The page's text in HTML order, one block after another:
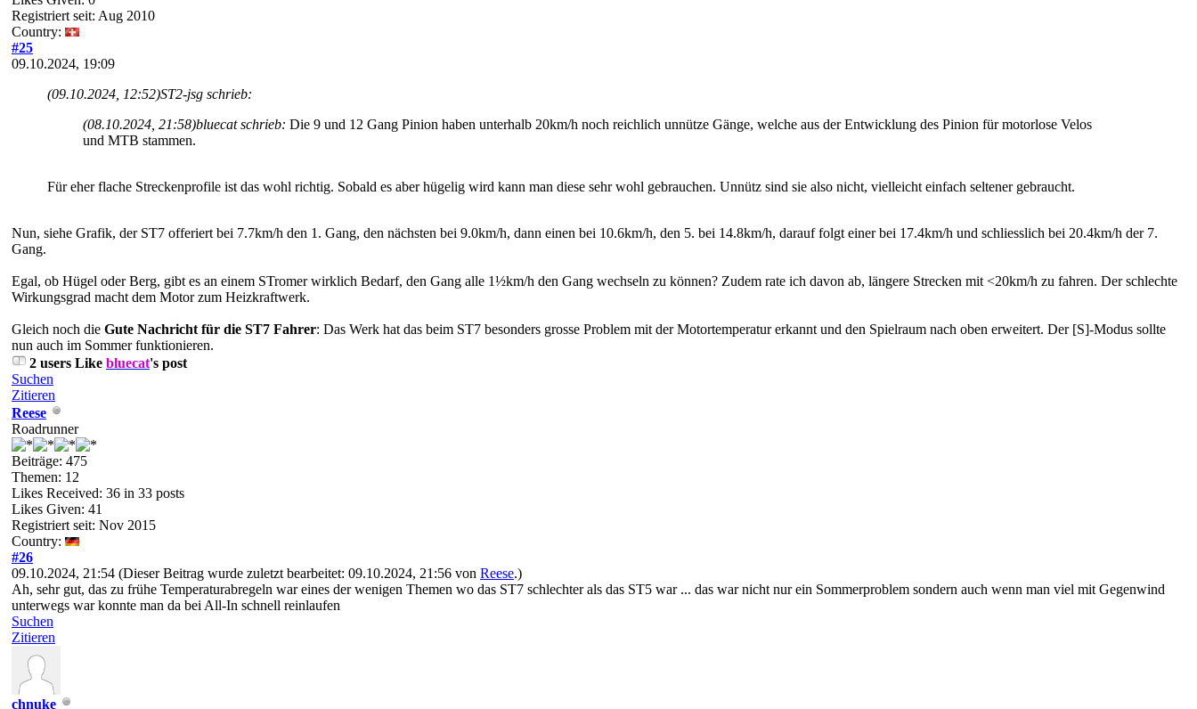
Registriert seit: Aug 2010
Country:
#25
09.10.2024, 19:09
(09.10.2024, 12:52)ST2-jsg schrieb:
(08.10.2024, 21:58)bluecat schrieb: Die 9 und 12 Gang Pinion haben unterhalb 20km/h noch reichlich unnütze Gänge, welche aus der Entwicklung des Pinion für motorlose Velos
und MTB stammen.
Für eher flache Streckenprofile ist das wohl richtig. Sobald es aber hügelig wird kann man diese sehr wohl gebrauchen. Unnütz sind sie also nicht, vielleicht einfach seltener gebraucht.
Nun, siehe Grafik, der ST7 offeriert bei 7.7km/h den 1. Gang, den nächsten bei 9.0km/h, dann einen bei 10.6km/h, den 5. bei 14.8km/h, darauf folgt einer bei 17.4km/h und schliesslich bei 20.4km/h der 7.
Gang.
Egal, ob Hügel oder Berg, gibt es an einem STromer wirklich Bedarf, den Gang alle 1½km/h den Gang wechseln zu können? Zudem rate ich davon ab, längere Strecken mit <20km/h zu fahren. Der schlechte
Wirkungsgrad macht dem Motor zum Heizkraftwerk.
Gleich noch die Gute Nachricht für die ST7 Fahrer: Das Werk hat das beim ST7 besonders grosse Problem mit der Motortemperatur erkannt und den Spielraum nach oben erweitert. Der [S]-Modus sollte
nun auch im Sommer funktionieren.
2 users Like bluecat's post
Suchen
Zitieren
Reese
Roadrunner
Beiträge: 475
Themen: 12
Likes Received: 36 in 33 posts
Likes Given: 41
Registriert seit: Nov 2015
Country:
#26
09.10.2024, 21:54 (Dieser Beitrag wurde zuletzt bearbeitet: 09.10.2024, 21:56 von Reese.)
Ah, sehr gut, das zu frühe Temperaturabregeln war eines der wenigen Themen wo das ST7 schlechter als das ST5 war ... das war nicht nur ein Sommerproblem sondern auch wenn man viel mit Gegenwind
unterwegs war konnte man da bei All-In schnell reinlaufen
Suchen
Zitieren
chnuke